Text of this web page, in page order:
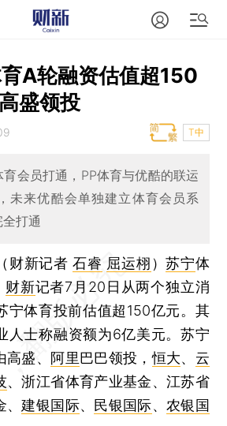
A轮融资估值超150
盛领投
T中
会员打通，PP体育与优酷的联运
未来优酷会单独建立体育会员系
打通
财新记者石睿 屈运栩 ）苏宁体
财新记者7月20日从两个独立消
宁体育投前估值超150亿元。其
人士称融资额为6亿美元。苏宁
盛、 阿里巴巴领投，恒大、 云
、浙江省体育产业基金、江苏省
、建银国际、 民银国际、 农银国